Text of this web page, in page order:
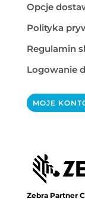
Opcje
Polityka
Regulamin
Logowanie
MOJE
Zebra Partner